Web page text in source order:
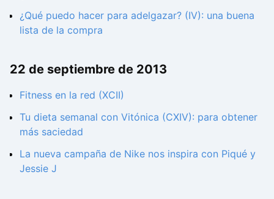
¿Qué puedo hacer para adelgazar? (IV): una buena
lista de la compra
22 de septiembre de 2013
Fitness en la red (XCII)
Tu dieta semanal con Vitónica (CXIV): para obtener
más saciedad
La nueva campaña de Nike nos inspira con Piqué y
Jessie J